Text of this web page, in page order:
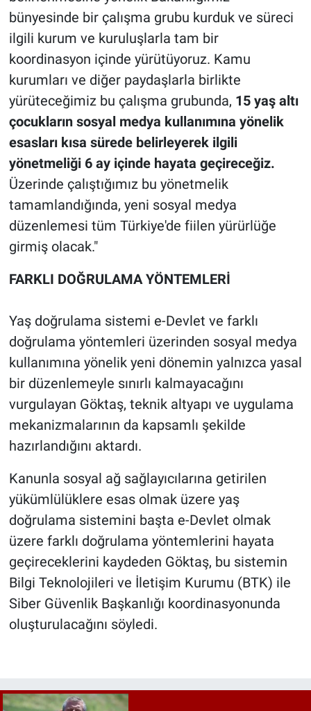
bünyesinde bir çalışma grubu kurduk ve süreci
ilgili kurum ve kuruluşlarla tam bir
koordinasyon içinde yürütüyoruz. Kamu
kurumları ve diğer paydaşlarla birlikte
yürüteceğimiz bu çalışma grubunda, 15 yaş altı
çocukların sosyal medya kullanımına yönelik
esasları kısa sürede belirleyerek ilgili
yönetmeliği 6 ay içinde hayata geçireceğiz.
Üzerinde çalıştığımız bu yönetmelik
tamamlandığında, yeni sosyal medya
düzenlemesi tüm Türkiye'de fiilen yürürlüğe
girmiş olacak."
FARKLI DOĞRULAMA YÖNTEMLERİ
Yaş doğrulama sistemi e-Devlet ve farklı
doğrulama yöntemleri üzerinden sosyal medya
kullanımına yönelik yeni dönemin yalnızca yasal
bir düzenlemeyle sınırlı kalmayacağını
vurgulayan Göktaş, teknik altyapı ve uygulama
mekanizmalarının da kapsamlı şekilde
hazırlandığını aktardı.
Kanunla sosyal ağ sağlayıcılarına getirilen
yükümlülüklere esas olmak üzere yaş
doğrulama sistemini başta e-Devlet olmak
üzere farklı doğrulama yöntemlerini hayata
geçireceklerini kaydeden Göktaş, bu sistemin
Bilgi Teknolojileri ve İletişim Kurumu (BTK) ile
Siber Güvenlik Başkanlığı koordinasyonunda
oluşturulacağını söyledi.